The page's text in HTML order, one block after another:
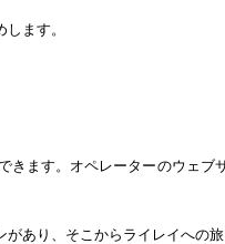
ます。
ます。オペレーターのウェブ
あり、そこからライレイへの旅